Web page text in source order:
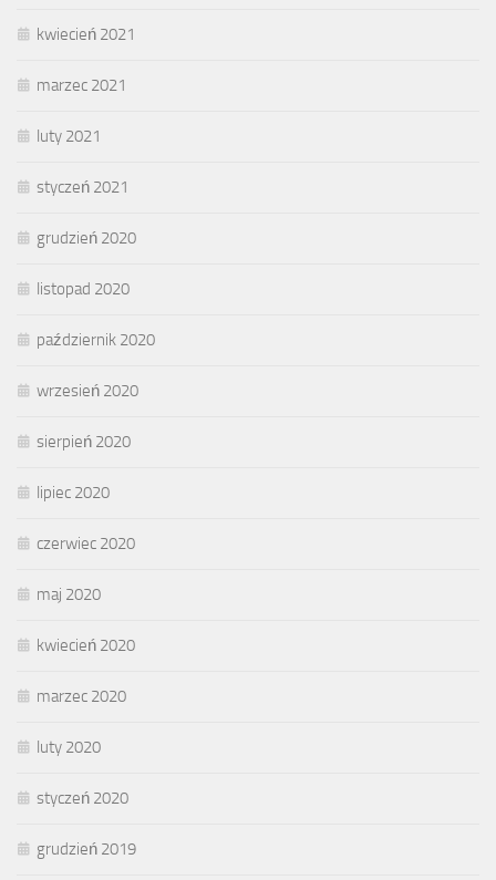
kwiecień 2021
marzec 2021
luty 2021
styczeń 2021
grudzień 2020
listopad 2020
październik 2020
wrzesień 2020
sierpień 2020
lipiec 2020
czerwiec 2020
maj 2020
kwiecień 2020
marzec 2020
luty 2020
styczeń 2020
grudzień 2019